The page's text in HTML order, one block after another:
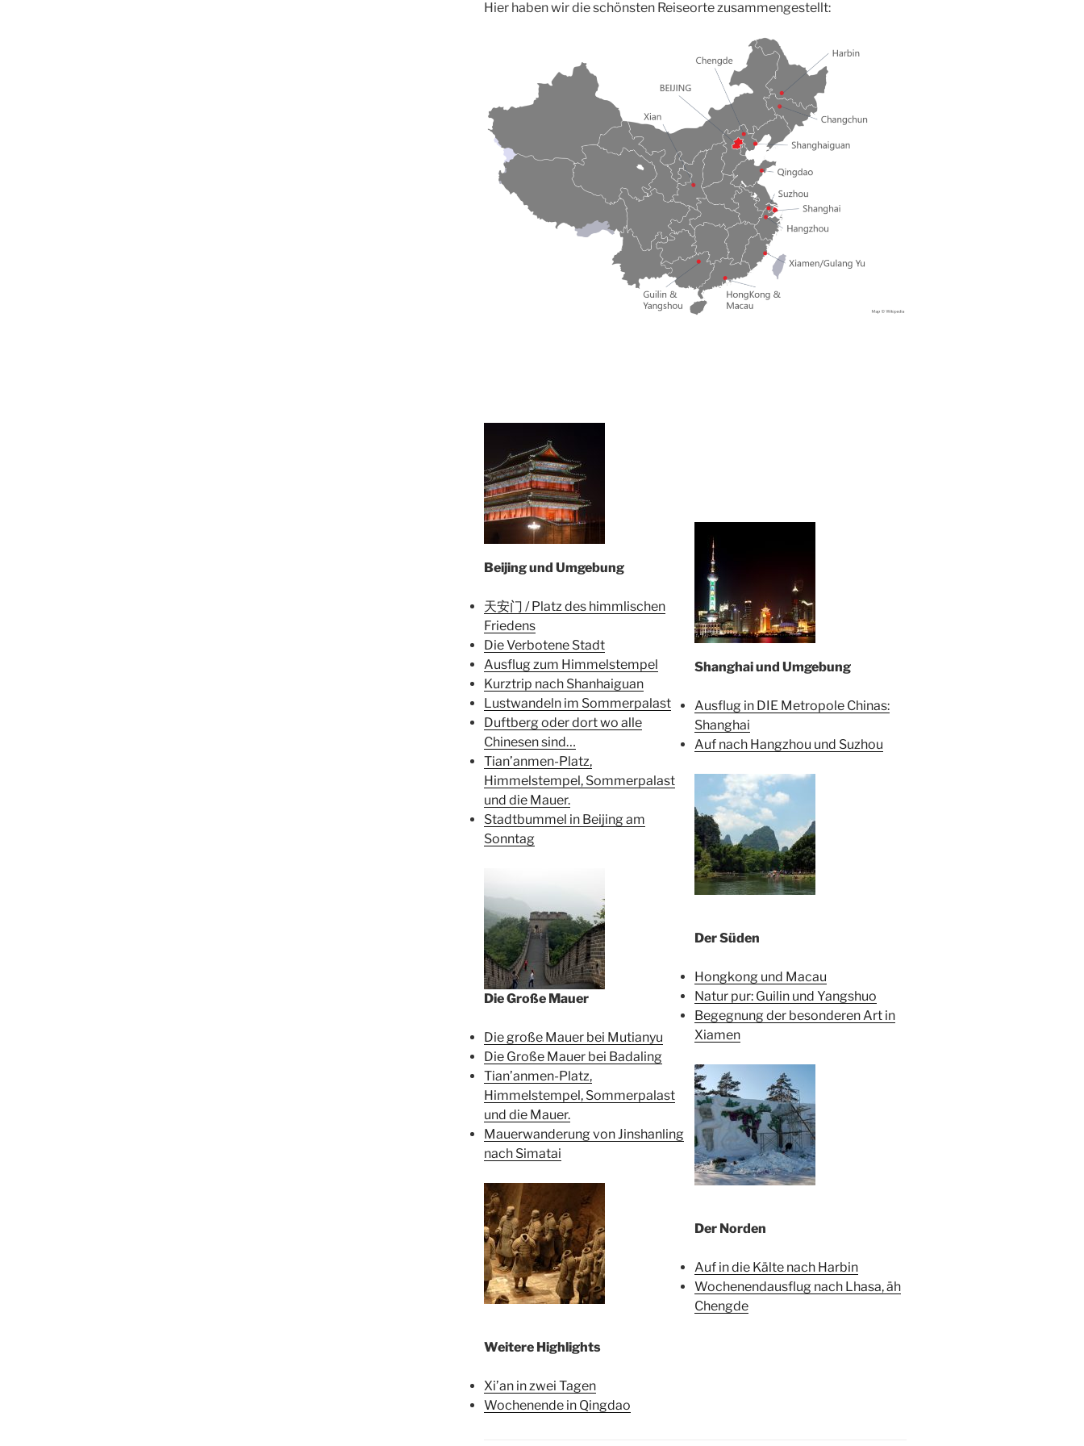
Hier haben wir die schönsten Reiseorte zusammengestellt:
Beijing und Umgebung
天安门 / Platz des himmlischen
Friedens
Die Verbotene Stadt
Ausflug zum Himmelstempel
Kurztrip nach Shanhaiguan
Lustwandeln im Sommerpalast
Duftberg oder dort wo alle
Chinesen sind…
Tian’anmen-Platz,
Himmelstempel, Sommerpalast
und die Mauer.
Stadtbummel in Beijing am
Sonntag
Die Große Mauer
Die große Mauer bei Mutianyu
Die Große Mauer bei Badaling
Tian’anmen-Platz,
Himmelstempel, Sommerpalast
und die Mauer.
Mauerwanderung von Jinshanling
nach Simatai
Weitere Highlights
Xi’an in zwei Tagen
Wochenende in Qingdao
Shanghai und Umgebung
Ausflug in DIE Metropole Chinas:
Shanghai
Auf nach Hangzhou und Suzhou
Der Süden
Hongkong und Macau
Natur pur: Guilin und Yangshuo
Begegnung der besonderen Art in
Xiamen
Der Norden
Auf in die Kälte nach Harbin
Wochenendausflug nach Lhasa, äh
Chengde